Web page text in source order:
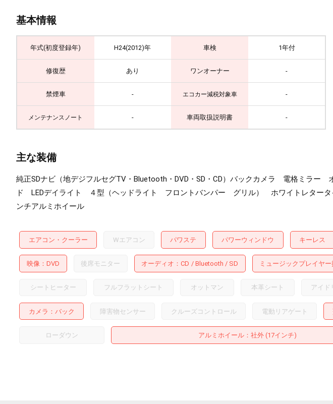
基本情報
年式(初度登録年) H24(2012)年 車検 1年付
修復歴 あり ワンオーナー -
禁煙車 - エコカー減税対象車 -
メンテナンスノート - 車両取扱説明書 -
主な装備
純正SDナビ（地デジフルセグTV・Bluetooth・DVD・SD・CD）バックカメラ 電格ミ
ド LEDデイライト ４型（ヘッドライト フロントバンパー グリル） ホワイトレター
ンチアルミホイール
エアコン・クーラー Wエアコン パワステ パワーウィンドウ キーレス
映像 DVD 後席モニター オーディオ CD Bluetooth SD ミュージックプレイヤ
シートヒーター フルフラットシート オットマン 本革シート アイド
カメラ バック 障害物センサー クルーズコントロール 電動リアゲート
ローダウン アルミホイール：社外 (17インチ)